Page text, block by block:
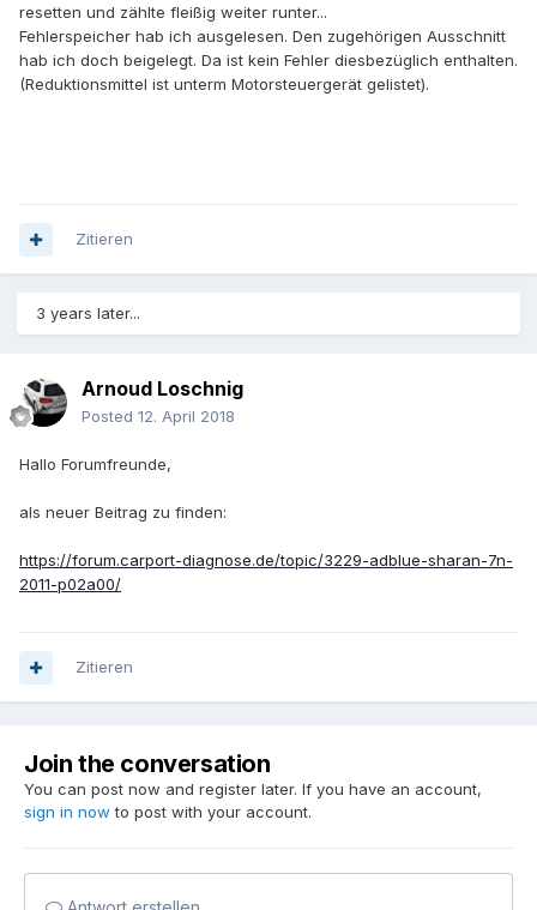
resetten und zählte fleißig weiter runter...
Fehlerspeicher hab ich ausgelesen. Den zugehörigen Ausschnitt
hab ich doch beigelegt. Da ist kein Fehler diesbezüglich enthalten.
(Reduktionsmittel ist unterm Motorsteuergerät gelistet).
Zitieren
3 years later...
Arnoud Loschnig
Posted 12. April 2018
Hallo Forumfreunde,
als neuer Beitrag zu finden:
https://forum.carport-diagnose.de/topic/3229-adblue-sharan-7n-
2011-p02a00/
Zitieren
Join the conversation
You can post now and register later. If you have an account,
sign in now to post with your account.